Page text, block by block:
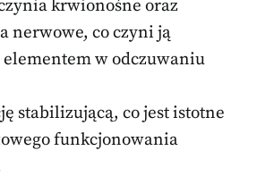
krwionośne oraz
nerwowe, co czyni ją
w odczuwaniu
stabilizującą, co jest istotne
funkcjonowania